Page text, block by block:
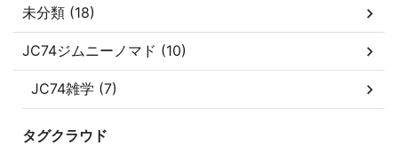
未分類 (18)
JC74ジムニーノマド (10)
JC74雑学 (7)
タグクラウド